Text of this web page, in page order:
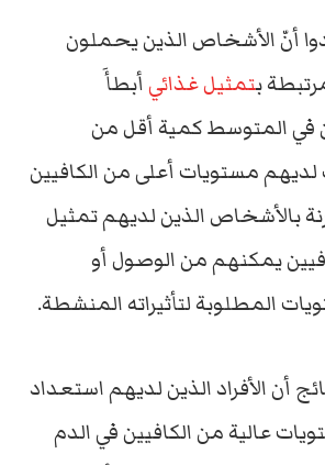
أنّ الأشخاص الذين يحملون
بتمثيل غذائيأبطأَ
في المتوسط كمية أقل من
لديهم مستويات أعلى من الكافيين
بالأشخاص الذين لديهم تمثيل
يمكنهم من الوصول أو
المطلوبة لتأثيراته المنشطة.
أن الأفراد الذين لديهم استعداد
عالية من الكافيين في الدم